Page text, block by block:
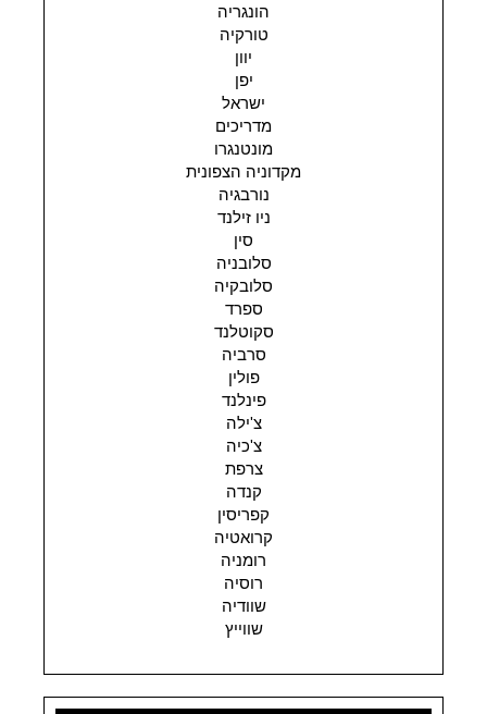
הונגריה
טורקיה
יוון
יפן
ישראל
מדריכים
מונטנגרו
מקדוניה הצפונית
נורבגיה
ניו זילנד
סין
סלובניה
סלובקיה
ספרד
סקוטלנד
סרביה
פולין
פינלנד
צ'ילה
צ'כיה
צרפת
קנדה
קפריסין
קרואטיה
רומניה
רוסיה
שוודיה
שווייץ